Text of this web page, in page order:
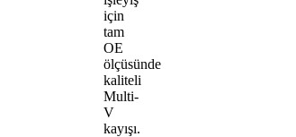
için
tam
OE
ölçüsünde
kaliteli
Multi-
V
kayışı.